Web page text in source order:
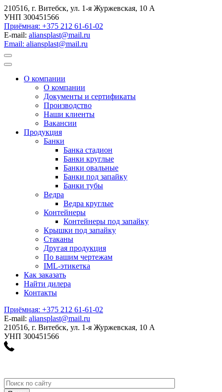
210516, г. Витебск, ул. 1-я Журжевская, 10 А
УНП 300451566
Приёмная: +375 212 61-61-02
E-mail: aliansplast@mail.ru
Email: aliansplast@mail.ru
О компании
О компании
Документы и сертификаты
Производство
Наши клиенты
Вакансии
Продукция
Банки
Банка стадион
Банки круглые
Банки овальные
Банки под запайку
Банки тубы
Ведра
Ведра круглые
Контейнеры
Контейнеры под запайку
Крышки под запайку
Стаканы
Другая продукция
По вашим чертежам
IML-этикетка
Как заказать
Найти дилера
Контакты
Приёмная: +375 212 61-61-02
E-mail: aliansplast@mail.ru
210516, г. Витебск, ул. 1-я Журжевская, 10 А
УНП 300451566